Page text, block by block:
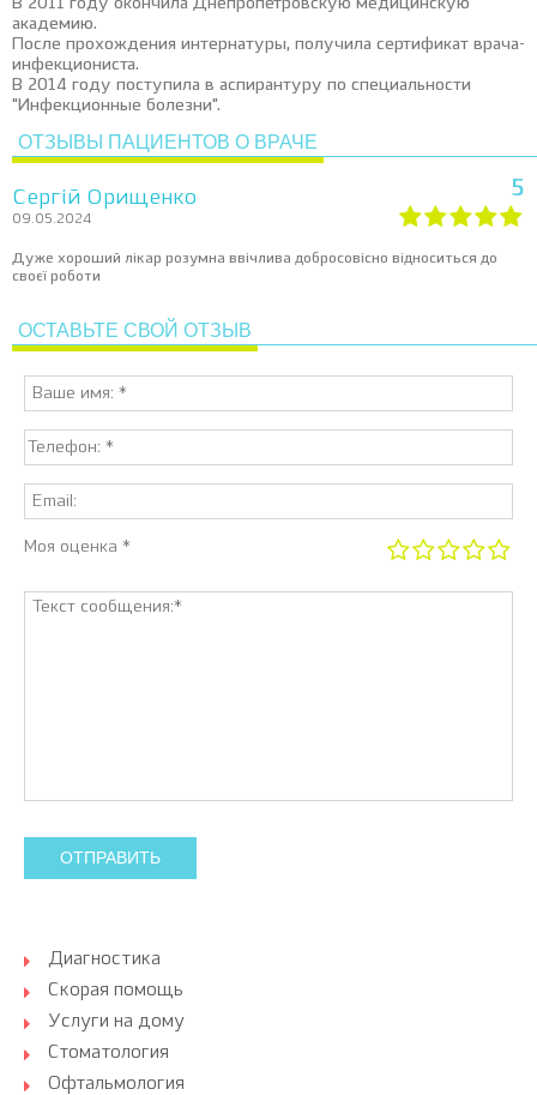
В 2011 году окончила Днепропетровскую медицинскую
академию.
После прохождения интернатуры, получила сертификат врача-
инфекциониста.
В 2014 году поступила в аспирантуру по специальности
"Инфекционные болезни".
ОТЗЫВЫ ПАЦИЕНТОВ О ВРАЧЕ
Сергій Орищенко
09.05.2024
5
Дуже хороший лікар розумна ввічлива добросовісно відноситься до
своєї роботи
ОСТАВЬТЕ СВОЙ ОТЗЫВ
Моя оценка *
ОТПРАВИТЬ
Диагностика
Скорая помощь
Услуги на дому
Стоматология
Офтальмология